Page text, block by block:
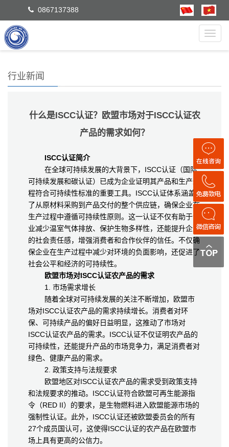
0867137388
行业新闻
什么是ISCC认证？欧盟市场对于ISCC认证农
产品的需求如何？
ISCC认证简介
在全球可持续发展的大背景下，ISCC认证（国际
可持续发展和碳认证）已成为企业证明其产品和生产过
程符合可持续性标准的重要工具。ISCC认证体系涵盖
了从原材料采购到产品交付的整个供应链，确保企业在
生产过程中遵循可持续性原则。这一认证不仅有助于企
业减少温室气体排放、保护生物多样性，还能提升企业
的社会责任感，增强消费者和合作伙伴的信任。不仅确
保企业在生产过程中减少对环境的负面影响，还促进了
社会公平和经济的可持续性。
欧盟市场对ISCC认证农产品的需求
1. 市场需求增长
随着全球对可持续发展的关注不断增加，欧盟市
场对ISCC认证农产品的需求持续增长。消费者对环
保、可持续产品的偏好日益明显，这推动了市场对
ISCC认证农产品的需求。ISCC认证不仅证明农产品的
可持续性，还能提升产品的市场竞争力，满足消费者对
绿色、健康产品的需求。
2. 政策支持与法规要求
欧盟地区对ISCC认证农产品的需求受到政策支持
和法规要求的推动。ISCC认证符合欧盟可再生能源指
令（RED II）的要求，是生物燃料进入欧盟能源市场的
强制性认证。此外，ISCC认证还被欧盟委员会的所有
27个成员国认可，这使得ISCC认证的农产品在欧盟市
场上具有更高的公信力。